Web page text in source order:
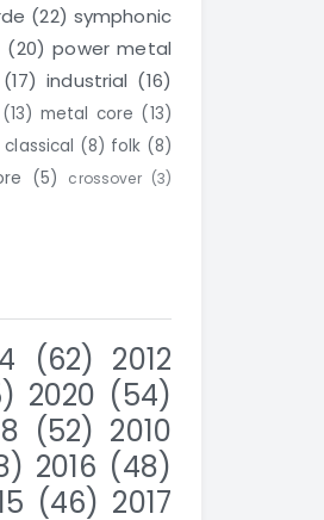
(22) symphonic
(20) power metal
(17) industrial (16)
(13) metal core (13)
classical (8) folk (8)
(5) crossover (3)
(62) 2012
2020 (54)
(52) 2010
2016 (48)
(46) 2017